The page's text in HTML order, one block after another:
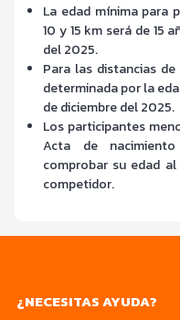
La edad mínima para
10 y 15 km será de 15
del 2025.
Para las distancias
determinada por la
de diciembre del 2025.
Los participantes
Acta de
comprobar su edad
competidor.
¿NECESITAS AYUDA?